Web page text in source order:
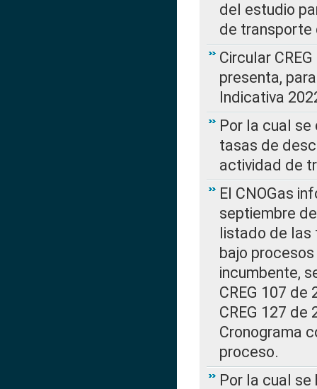
del estudio
de transporte
Circular
presenta,
Indicativa
Por la cual
tasas de
actividad de
El CNOGas
septiembre
listado de las
bajo
incumbente,
CREG 107
CREG 127 de
Cronograma
proceso.
Por la cual se